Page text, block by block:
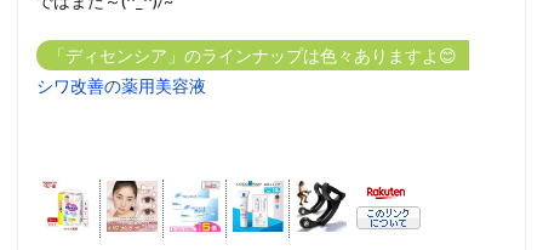
「ディセンシア」のラインナップは色々ありますよ😊
シワ改善の薬用美容液